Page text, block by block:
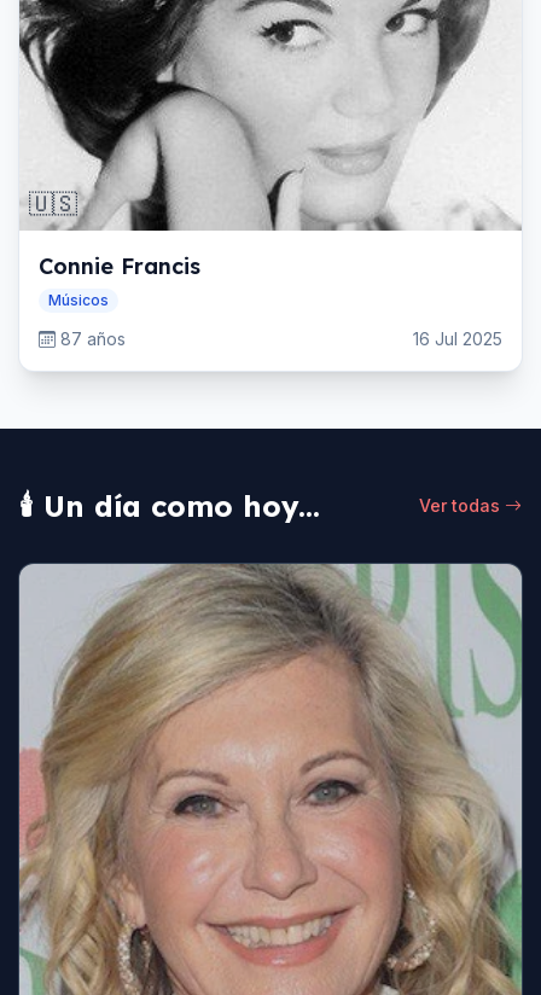
🇺🇸
Connie Francis
Músicos
87 años 16 Jul 2025
🕯️ Un día como hoy... Ver todas